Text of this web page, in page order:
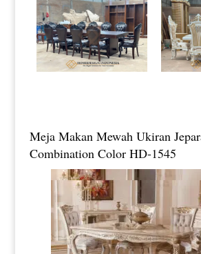
Meja Makan Mewah Ukiran
Combination Color HD-1545